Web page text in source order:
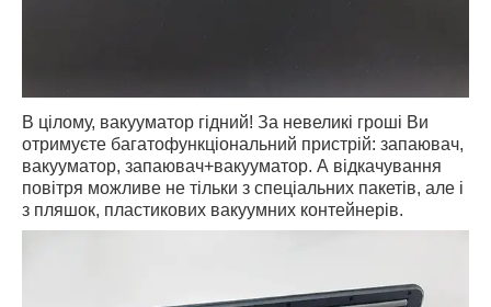
В цілому, вакууматор гідний! За невеликі гроші Ви
отримуєте багатофункціональний пристрій: запаювач,
вакууматор, запаювач+вакууматор. А відкачування
повітря можливе не тільки з спеціальних пакетів, але і
з пляшок, пластикових вакуумних контейнерів.